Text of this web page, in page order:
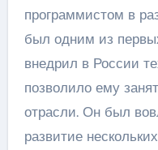
программистом в
был одним из
внедрил в России
позволило ему
отрасли. Он был
развитие